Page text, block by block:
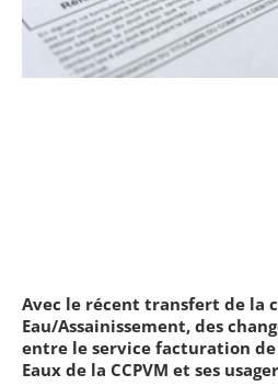
Avec le récent transfert de la
Eau/Assainissement, des
entre le service facturation de
Eaux de la CCPVM et ses